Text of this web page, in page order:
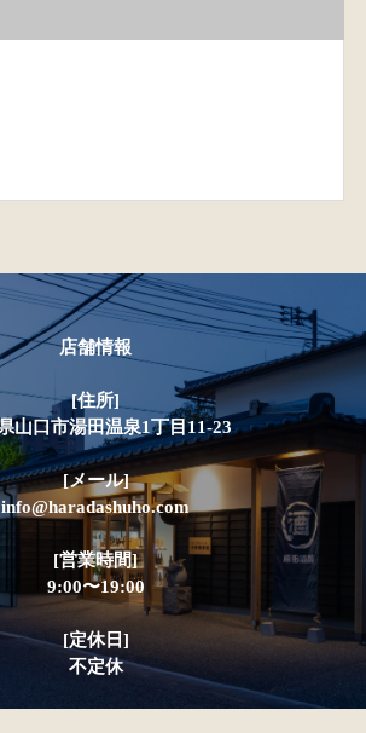
店舗情報
[住所]
山口市湯田温泉1丁目11-23
[メール]
info@haradashuho.com
[営業時間]
9:00〜19:00
[定休日]
不定休